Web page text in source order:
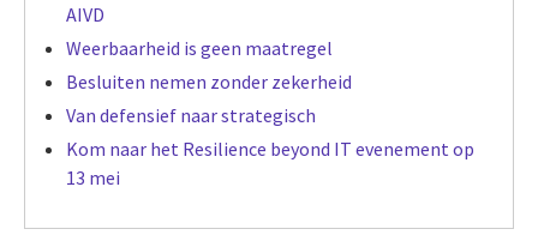
AIVD
Weerbaarheid is geen maatregel
Besluiten nemen zonder zekerheid
Van defensief naar strategisch
Kom naar het Resilience beyond IT evenement op
13 mei